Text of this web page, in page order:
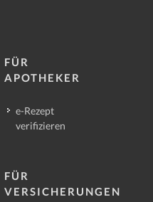
FÜR
APOTHEKER
e-Rezept
verifizieren
FÜR
VERSICHERUNGEN